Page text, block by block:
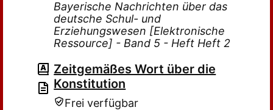
Bayerische Nachrichten über das
deutsche Schul- und
Erziehungswesen [Elektronische
Ressource] - Band 5 - Heft Heft 2
Zeitgemäßes Wort über die
Konstitution
Frei verfügbar